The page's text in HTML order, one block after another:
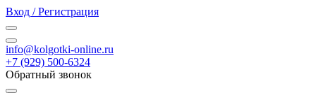
Вход / Регистрация
info@kolgotki-online.ru
+7 (929) 500-6324
Обратный звонок